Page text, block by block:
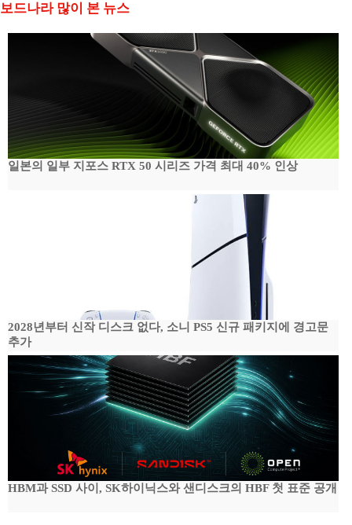
보드나라 많이 본 뉴스
일본의 일부 지포스 RTX 50 시리즈 가격 최대 40% 인상
2028년부터 신작 디스크 없다, 소니 PS5 신규 패키지에 경고문
추가
HBM과 SSD 사이, SK하이닉스와 샌디스크의 HBF 첫 표준 공개